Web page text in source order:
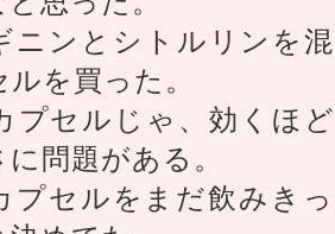
ニンとシトルリンを
を買った。
プセルじゃ、効くほ
問題がある。
プセルをまだ飲みき